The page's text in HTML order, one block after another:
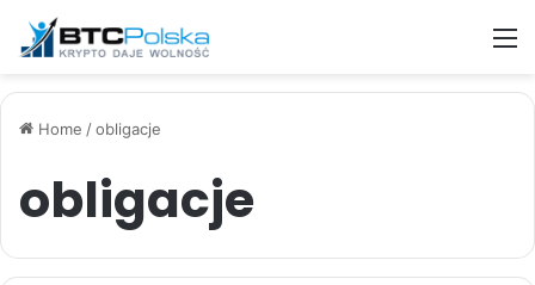
Home /obligacje
obligacje